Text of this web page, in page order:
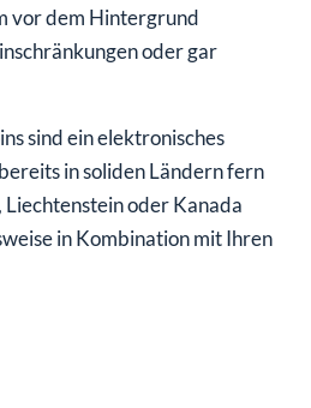
vor dem Hintergrund
oder gar
sind ein elektronisches
in soliden Ländern fern
oder Kanada
in Kombination mit Ihren